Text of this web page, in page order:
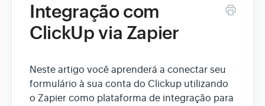
Integração com
ClickUp via Zapier
Neste artigo você aprenderá a conectar seu
formulário à sua conta do Clickup utilizando
o Zapier como plataforma de integração para